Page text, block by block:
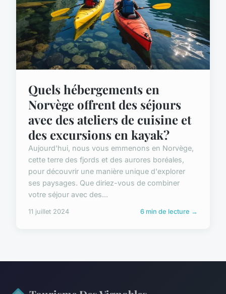
Quels hébergements en
Norvège offrent des séjours
avec des ateliers de cuisine et
des excursions en kayak?
Aujourd'hui, nous vous emmenons en Norvège,
cette terre des fjords et des aurores boréales,
pour découvrir une manière unique d'explorer
ses paysages. Que diriez-vous de combiner
votre séjour avec des...
11 juillet 2024 6 min de lecture →